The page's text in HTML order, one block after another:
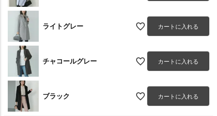
ライトグレー カートに入れる
チャコールグレー カートに入れる
ブラック カートに入れる